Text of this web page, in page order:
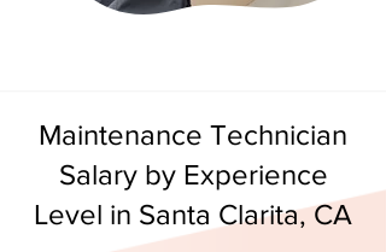
Maintenance Technician
Salary by Experience
Level in Santa Clarita, CA